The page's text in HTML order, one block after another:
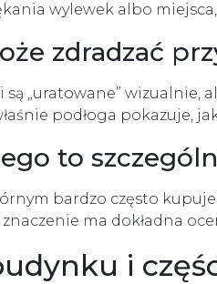
wylewek albo
zdradzać
są „uratowane” wizualnie,
podłoga pokazuje,
to
bardzo często
ma dokładna
i